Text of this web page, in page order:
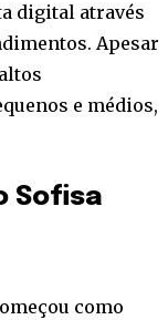
digital através
Apesar
e médios,
Sofisa
como